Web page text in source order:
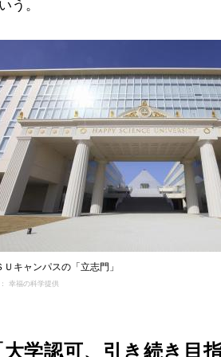
う。
Ｕキャンパスの「立志門」
幸福の科学提供
大学認可、引き続き目